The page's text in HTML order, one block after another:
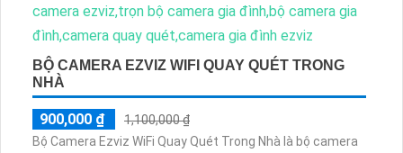
BỘ CAMERA EZVIZ WIFI QUAY QUÉT TRONG
NHÀ
900,000 ₫
1,100,000 ₫
Bộ Camera Ezviz WiFi Quay Quét Trong Nhà là bộ camera